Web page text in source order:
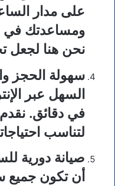
على مدار
ومساعدتك في
نحن هنا لجعل
سهولة الحجز
السهل عبر
في دقائق.
لتناسب
صيانة دورية
أن تكون جميع